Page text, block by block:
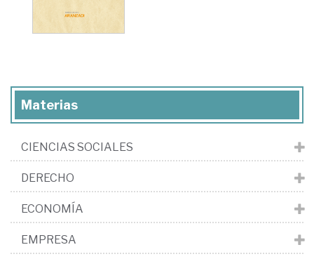
Materias
CIENCIAS SOCIALES
DERECHO
ECONOMÍA
EMPRESA